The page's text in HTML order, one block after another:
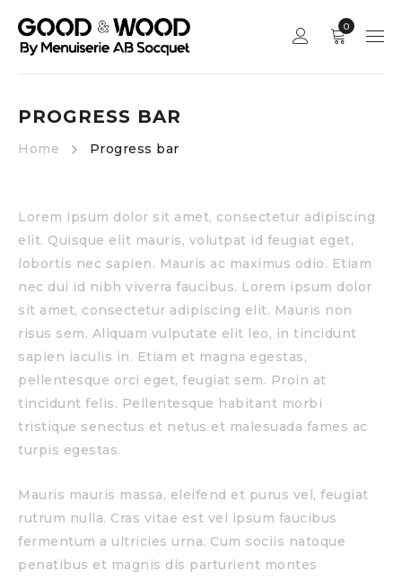
0
Home Progress bar
PROGRESS BAR
Lorem ipsum dolor sit amet, consectetur adipiscing
elit. Quisque elit mauris, volutpat id feugiat eget,
lobortis nec sapien. Mauris ac maximus odio. Etiam
nec dui id nibh viverra faucibus. Lorem ipsum dolor
sit amet, consectetur adipiscing elit. Mauris non
risus sem. Aliquam vulputate elit leo, in tincidunt
sapien iaculis in. Etiam et magna egestas,
pellentesque orci eget, feugiat sem. Proin at
tincidunt felis. Pellentesque habitant morbi
tristique senectus et netus et malesuada fames ac
turpis egestas.
Mauris mauris massa, eleifend et purus vel, feugiat
rutrum nulla. Cras vitae est vel ipsum faucibus
fermentum a ultricies urna. Cum sociis natoque
penatibus et magnis dis parturient montes